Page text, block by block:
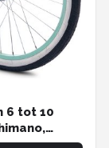
6 tot 10